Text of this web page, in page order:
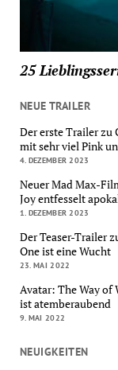
25
NEUE TRAILER
Der erste Trailer zu
mit sehr viel Pink
4. DEZEMBER 2023
Neuer Mad Max-
Joy entfesselt
1. DEZEMBER 2023
Der Teaser-Trailer
One ist eine Wucht
23. MAI 2022
Avatar: The Way
ist atemberaubend
9. MAI 2022
NEUIGKEITEN